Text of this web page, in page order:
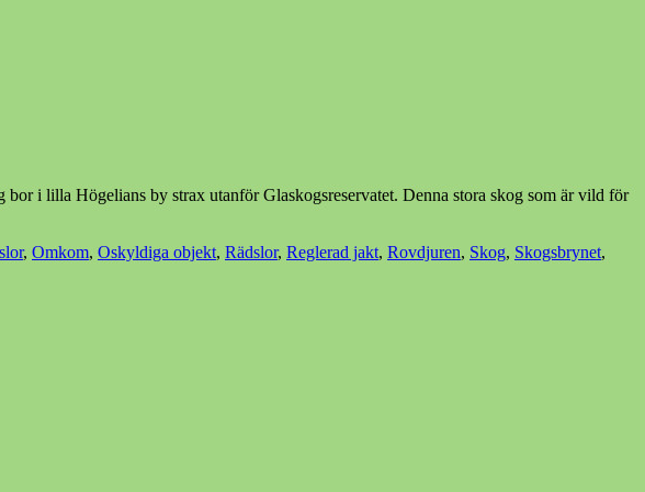
i lilla Högelians by strax utanför Glaskogsreservatet. Denna stora skog som är vild för
, Omkom, Oskyldiga objekt, Rädslor, Reglerad jakt, Rovdjuren, Skog, Skogsbrynet,